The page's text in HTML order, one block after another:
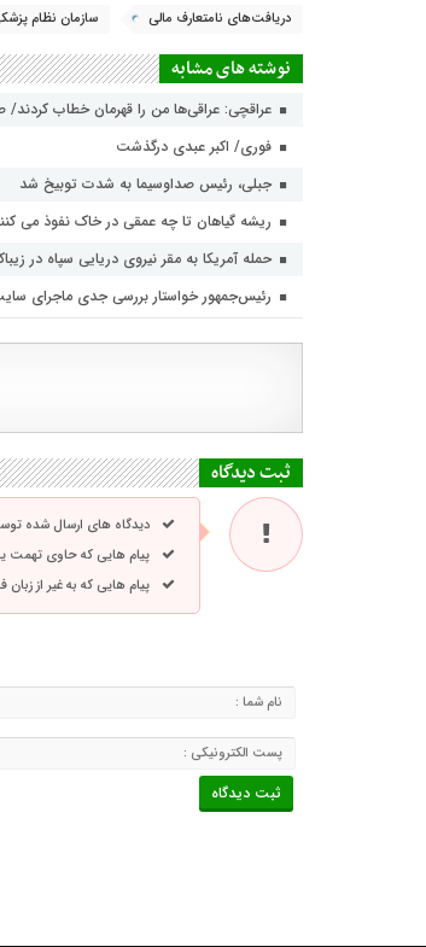
دریافت‌های نامتعارف مالی سازمان نظام
نوشته های مشابه
عراقچی: عراقی‌ها من را قهرمان خطاب
فوری/ اکبر عبدی درگذشت
جبلی، رئیس صداوسیما به شدت توبیخ شد
ریشه گیاهان تا چه عمقی در خاک نفوذ می
حمله آمریکا به مقر نیروی دریایی سپاه در
رئیس‌جمهور خواستار بررسی جدی ماجرای
ثبت دیدگاه
دیدگاه های ارسال شده
پیام هایی که حاوی تهمت
پیام هایی که به غیر از